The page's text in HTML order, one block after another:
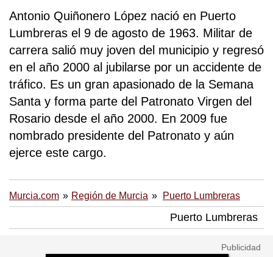
Antonio Quiñonero López nació en Puerto
Lumbreras el 9 de agosto de 1963. Militar de
carrera salió muy joven del municipio y regresó
en el año 2000 al jubilarse por un accidente de
tráfico. Es un gran apasionado de la Semana
Santa y forma parte del Patronato Virgen del
Rosario desde el año 2000. En 2009 fue
nombrado presidente del Patronato y aún
ejerce este cargo.
Murcia.com Región de Murcia Puerto Lumbreras
Puerto Lumbreras